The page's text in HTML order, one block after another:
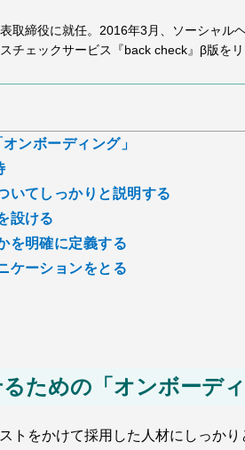
取締役に就任。2016年3月、ソーシャ
チェックサービス『back check』β版
ンボーディング」
いてしっかりと説明する
設ける
を明確に定義する
ケーションをとる
ための「オンボーディ
トをかけて採用した人材にしっか